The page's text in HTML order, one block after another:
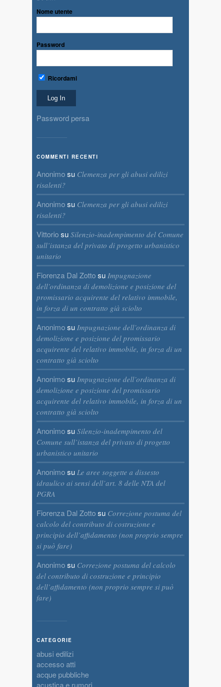
Nome utente
Password
Ricordami
Password persa
COMMENTI RECENTI
Anonimosu Clemenza per gli abusi edilizi
risalenti?
Anonimosu Clemenza per gli abusi edilizi
risalenti?
Vittoriosu Silenzio-inadempimento del Comune
sull’istanza del privato di progetto urbanistico
unitario
Fiorenza Dal Zottosu Impugnazione
dell’ordinanza di demolizione e posizione del
promissario acquirente del relativo immobile,
in forza di un contratto già sciolto
Anonimosu Impugnazione dell’ordinanza di
demolizione e posizione del promissario
acquirente del relativo immobile, in forza di un
contratto già sciolto
Anonimosu Impugnazione dell’ordinanza di
demolizione e posizione del promissario
acquirente del relativo immobile, in forza di un
contratto già sciolto
Anonimosu Silenzio-inadempimento del
Comune sull’istanza del privato di progetto
urbanistico unitario
Anonimosu Le aree soggette a dissesto
idraulico ai sensi dell’art. 8 delle NTA del
PGRA
Fiorenza Dal Zottosu Correzione postuma del
calcolo del contributo di costruzione e
principio dell’affidamento (non proprio sempre
si può fare)
Anonimosu Correzione postuma del calcolo
del contributo di costruzione e principio
dell’affidamento (non proprio sempre si può
fare)
CATEGORIE
abusi edilizi
accesso atti
acque pubbliche
acustica e rumori